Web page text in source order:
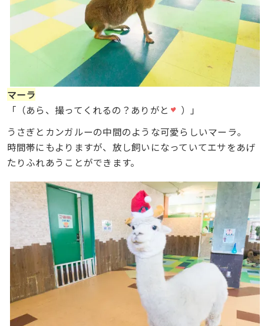
マーラ
「（あら、撮ってくれるの？ありがと
）」
うさぎとカンガルーの中間のような可愛らしいマーラ。
時間帯にもよりますが、放し飼いになっていてエサをあげ
たりふれあうことができます。